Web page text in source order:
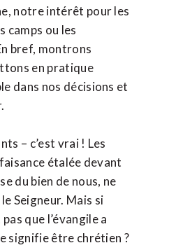
notre intérêt pour les
camps ou les
bref, montrons
en pratique
dans nos décisions et
– c’est vrai ! Les
étalée devant
du bien de nous, ne
Seigneur. Mais si
que l’évangile a
signifie être chrétien ?